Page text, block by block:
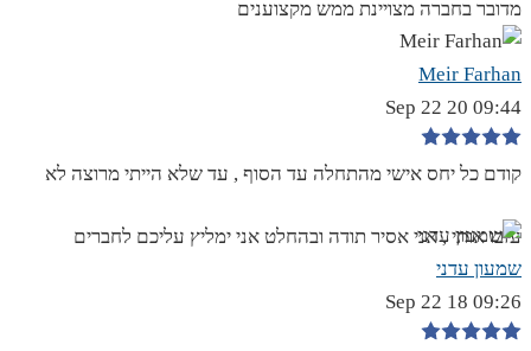
מדובר בחברה מצויינת ממש מקצוענים
Meir Farhan
09:44 20 Sep 22
קודם כל יחס אישי מהתחלה עד הסוף , עד שלא הייתי מרוצה לא
עזבו אותי , אני אסיר תודה ובהחלט אני ימליץ עליכם לחברים
שמעון עדני
09:26 18 Sep 22